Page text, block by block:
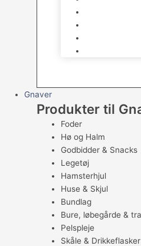
Gnaver
Produkter til
Foder
Hø og Halm
Godbidder & Snacks
Legetøj
Hamsterhjul
Huse & Skjul
Bundlag
Bure, løbegårde &
Pelspleje
Skåle & Drikkeflasker